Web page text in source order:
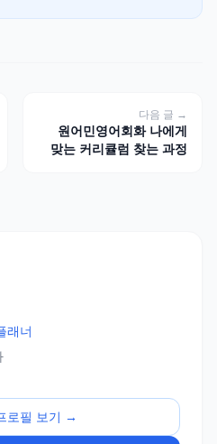
다음 글 →
원어민영어회화 나에게
맞는 커리큘럼 찾는 과정
래너
로필 보기 →